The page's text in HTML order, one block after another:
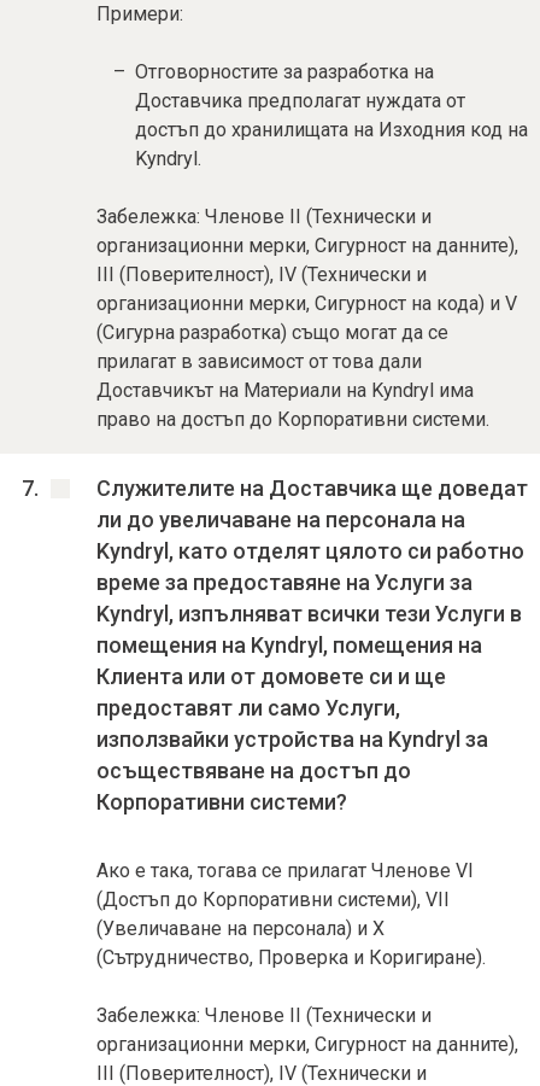
Примери:
Отговорностите за разработка на
Доставчика предполагат нуждата от
достъп до хранилищата на Изходния код на
Kyndryl.
Забележка: Членове II (Технически и
организационни мерки, Сигурност на данните),
III (Поверителност), IV (Технически и
организационни мерки, Сигурност на кода) и V
(Сигурна разработка) също могат да се
прилагат в зависимост от това дали
Доставчикът на Материали на Kyndryl има
право на достъп до Корпоративни системи.
Служителите на Доставчика ще доведат
ли до увеличаване на персонала на
Kyndryl, като отделят цялото си работно
време за предоставяне на Услуги за
Kyndryl, изпълняват всички тези Услуги в
помещения на Kyndryl, помещения на
Клиента или от домовете си и ще
предоставят ли само Услуги,
използвайки устройства на Kyndryl за
осъществяване на достъп до
Корпоративни системи?
Ако е така, тогава се прилагат Членове VI
(Достъп до Корпоративни системи), VII
(Увеличаване на персонала) и X
(Сътрудничество, Проверка и Коригиране).
Забележка: Членове II (Технически и
организационни мерки, Сигурност на данните),
III (Поверителност), IV (Технически и